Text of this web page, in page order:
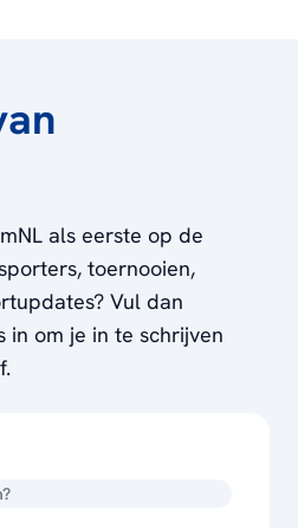
als eerste op de
toernooien,
Vul dan
in om je in te schrijven